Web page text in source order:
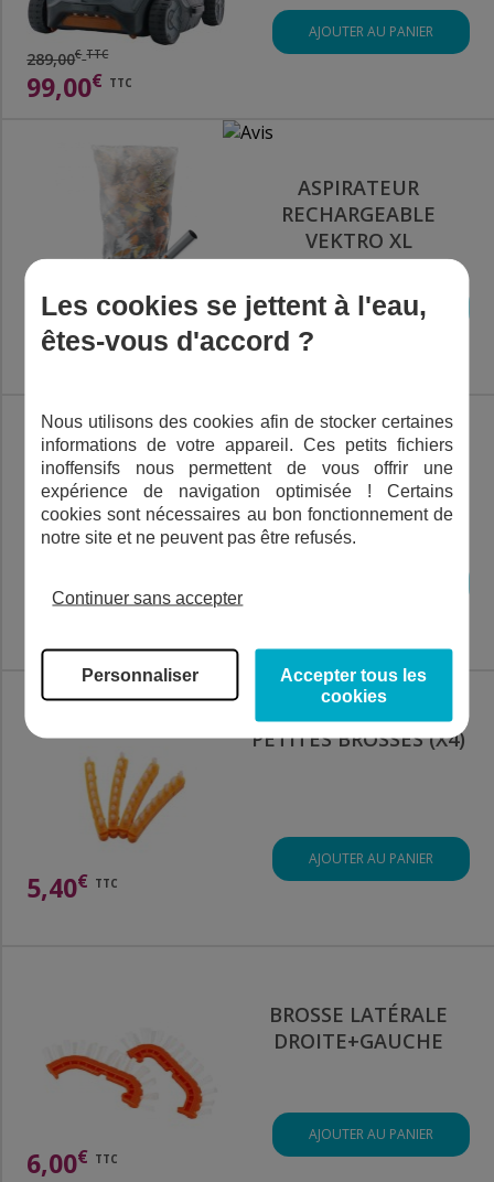
289,00€ TTC
99,00€ TTC
AJOUTER AU PANIER
ASPIRATEUR
RECHARGEABLE
VEKTRO XL
259,00€
AJOUTER AU PANIER
BROSSE ASPIRATION
CARRÉE
5,40€ TTC
PETITES BROSSES (X4)
5,40€ TTC
AJOUTER AU PANIER
BROSSE LATÉRALE
DROITE+GAUCHE
6,00€ TTC
AJOUTER AU PANIER
Les cookies se jettent à l'eau,
êtes-vous d'accord ?
Nous utilisons des cookies afin de stocker certaines
informations de votre appareil. Ces petits fichiers
inoffensifs nous permettent de vous offrir une
expérience de navigation optimisée ! Certains
cookies sont nécessaires au bon fonctionnement de
notre site et ne peuvent pas être refusés.
Continuer sans accepter
Personnaliser
Accepter tous les
cookies